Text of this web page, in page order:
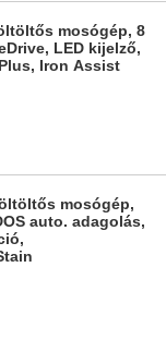
mosógép, 8
LED kijelző,
Iron Assist
mosógép,
auto. adagolás,